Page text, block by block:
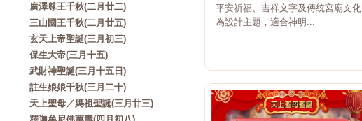
廣澤尊王千秋(二月廿二)
三山國王千秋(二月廿五)
玄天上帝聖誕(三月初三)
保生大帝(三月十五)
武財神聖誕(三月十五日)
註生娘娘千秋(三月二十)
天上聖母／媽祖聖誕(三月廿三)
平安祈福、吉祥文字及傳統宮廟文化
為設計主題，適合神明...